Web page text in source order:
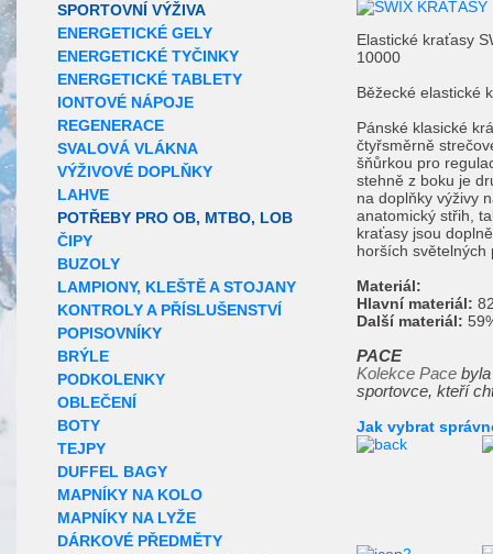
SPORTOVNÍ VÝŽIVA
ENERGETICKÉ GELY
ENERGETICKÉ TYČINKY
ENERGETICKÉ TABLETY
IONTOVÉ NÁPOJE
REGENERACE
SVALOVÁ VLÁKNA
VÝŽIVOVÉ DOPLŇKY
LAHVE
POTŘEBY PRO OB, MTBO, LOB
ČIPY
BUZOLY
LAMPIONY, KLEŠTĚ A STOJANY
KONTROLY A PŘÍSLUŠENSTVÍ
POPISOVNÍKY
BRÝLE
PODKOLENKY
OBLEČENÍ
BOTY
TEJPY
DUFFEL BAGY
MAPNÍKY NA KOLO
MAPNÍKY NA LYŽE
DÁRKOVÉ PŘEDMĚTY
Elastické kraťasy
10000
Běžecké elastické
Pánské klasické
čtyřsměrně
šňůrkou pro
stehně z boku je
na doplňky výživy
anatomický střih,
kraťasy jsou
horších světelných
Materiál:
Hlavní materiál:
Další materiál:
PACE
Kolekce Pace
sportovce, kteří
Jak vybrat